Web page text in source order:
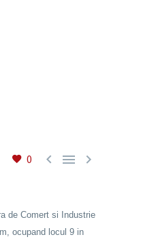
0   
de Comert si Industrie
ocupand locul 9 in